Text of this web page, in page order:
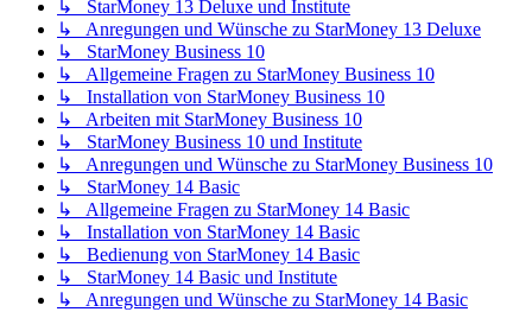
↳ StarMoney 13 Deluxe und Institute
↳ Anregungen und Wünsche zu StarMoney 13 Deluxe
↳ StarMoney Business 10
↳ Allgemeine Fragen zu StarMoney Business 10
↳ Installation von StarMoney Business 10
↳ Arbeiten mit StarMoney Business 10
↳ StarMoney Business 10 und Institute
↳ Anregungen und Wünsche zu StarMoney Business 10
↳ StarMoney 14 Basic
↳ Allgemeine Fragen zu StarMoney 14 Basic
↳ Installation von StarMoney 14 Basic
↳ Bedienung von StarMoney 14 Basic
↳ StarMoney 14 Basic und Institute
↳ Anregungen und Wünsche zu StarMoney 14 Basic